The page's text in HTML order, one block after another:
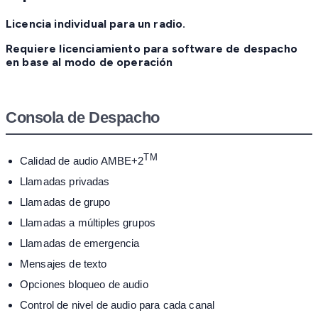
Licencia individual para un radio.
Requiere licenciamiento para software de despacho
en base al modo de operación
Consola de Despacho
Calidad de audio AMBE+2TM
Llamadas privadas
Llamadas de grupo
Llamadas a múltiples grupos
Llamadas de emergencia
Mensajes de texto
Opciones bloqueo de audio
Control de nivel de audio para cada canal